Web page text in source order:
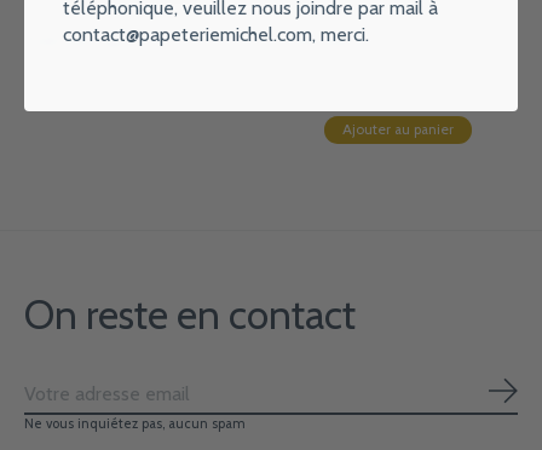
SAKURA Pigma Micron Etui 6+1
UNI-BALL Boite métal noir de
Ajouter au panier
On reste en contact
Ne vous inquiétez pas, aucun spam
téléphonique, veuillez nous joindre par mail à
contact@papeteriemichel.com, merci.